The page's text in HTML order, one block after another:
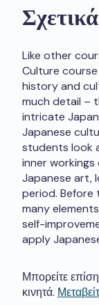
Like other
Culture
history and
much detail –
intricate
Japanese
students look
inner
Japanese art,
period. Before
many
self-
apply
Μπορείτε
κινητά.